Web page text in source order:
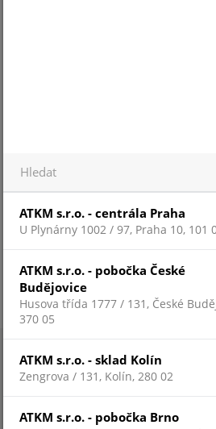
ATKM s.r.o. - centrála Praha
U Plynárny 1002 / 97, Praha 10, 101
ATKM s.r.o. - pobočka České
Budějovice
Husova třída 1777 / 131, České
370 05
ATKM s.r.o. - sklad Kolín
Zengrova / 131, Kolín, 280 02
ATKM s.r.o. - pobočka Brno